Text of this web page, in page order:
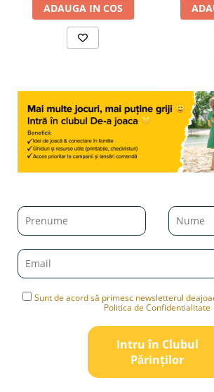
ADAUGA IN COS
Sunt de acord să primesc newsletterul
Politica de Confidentialitate
Intru în Clubul
Pǎrinților